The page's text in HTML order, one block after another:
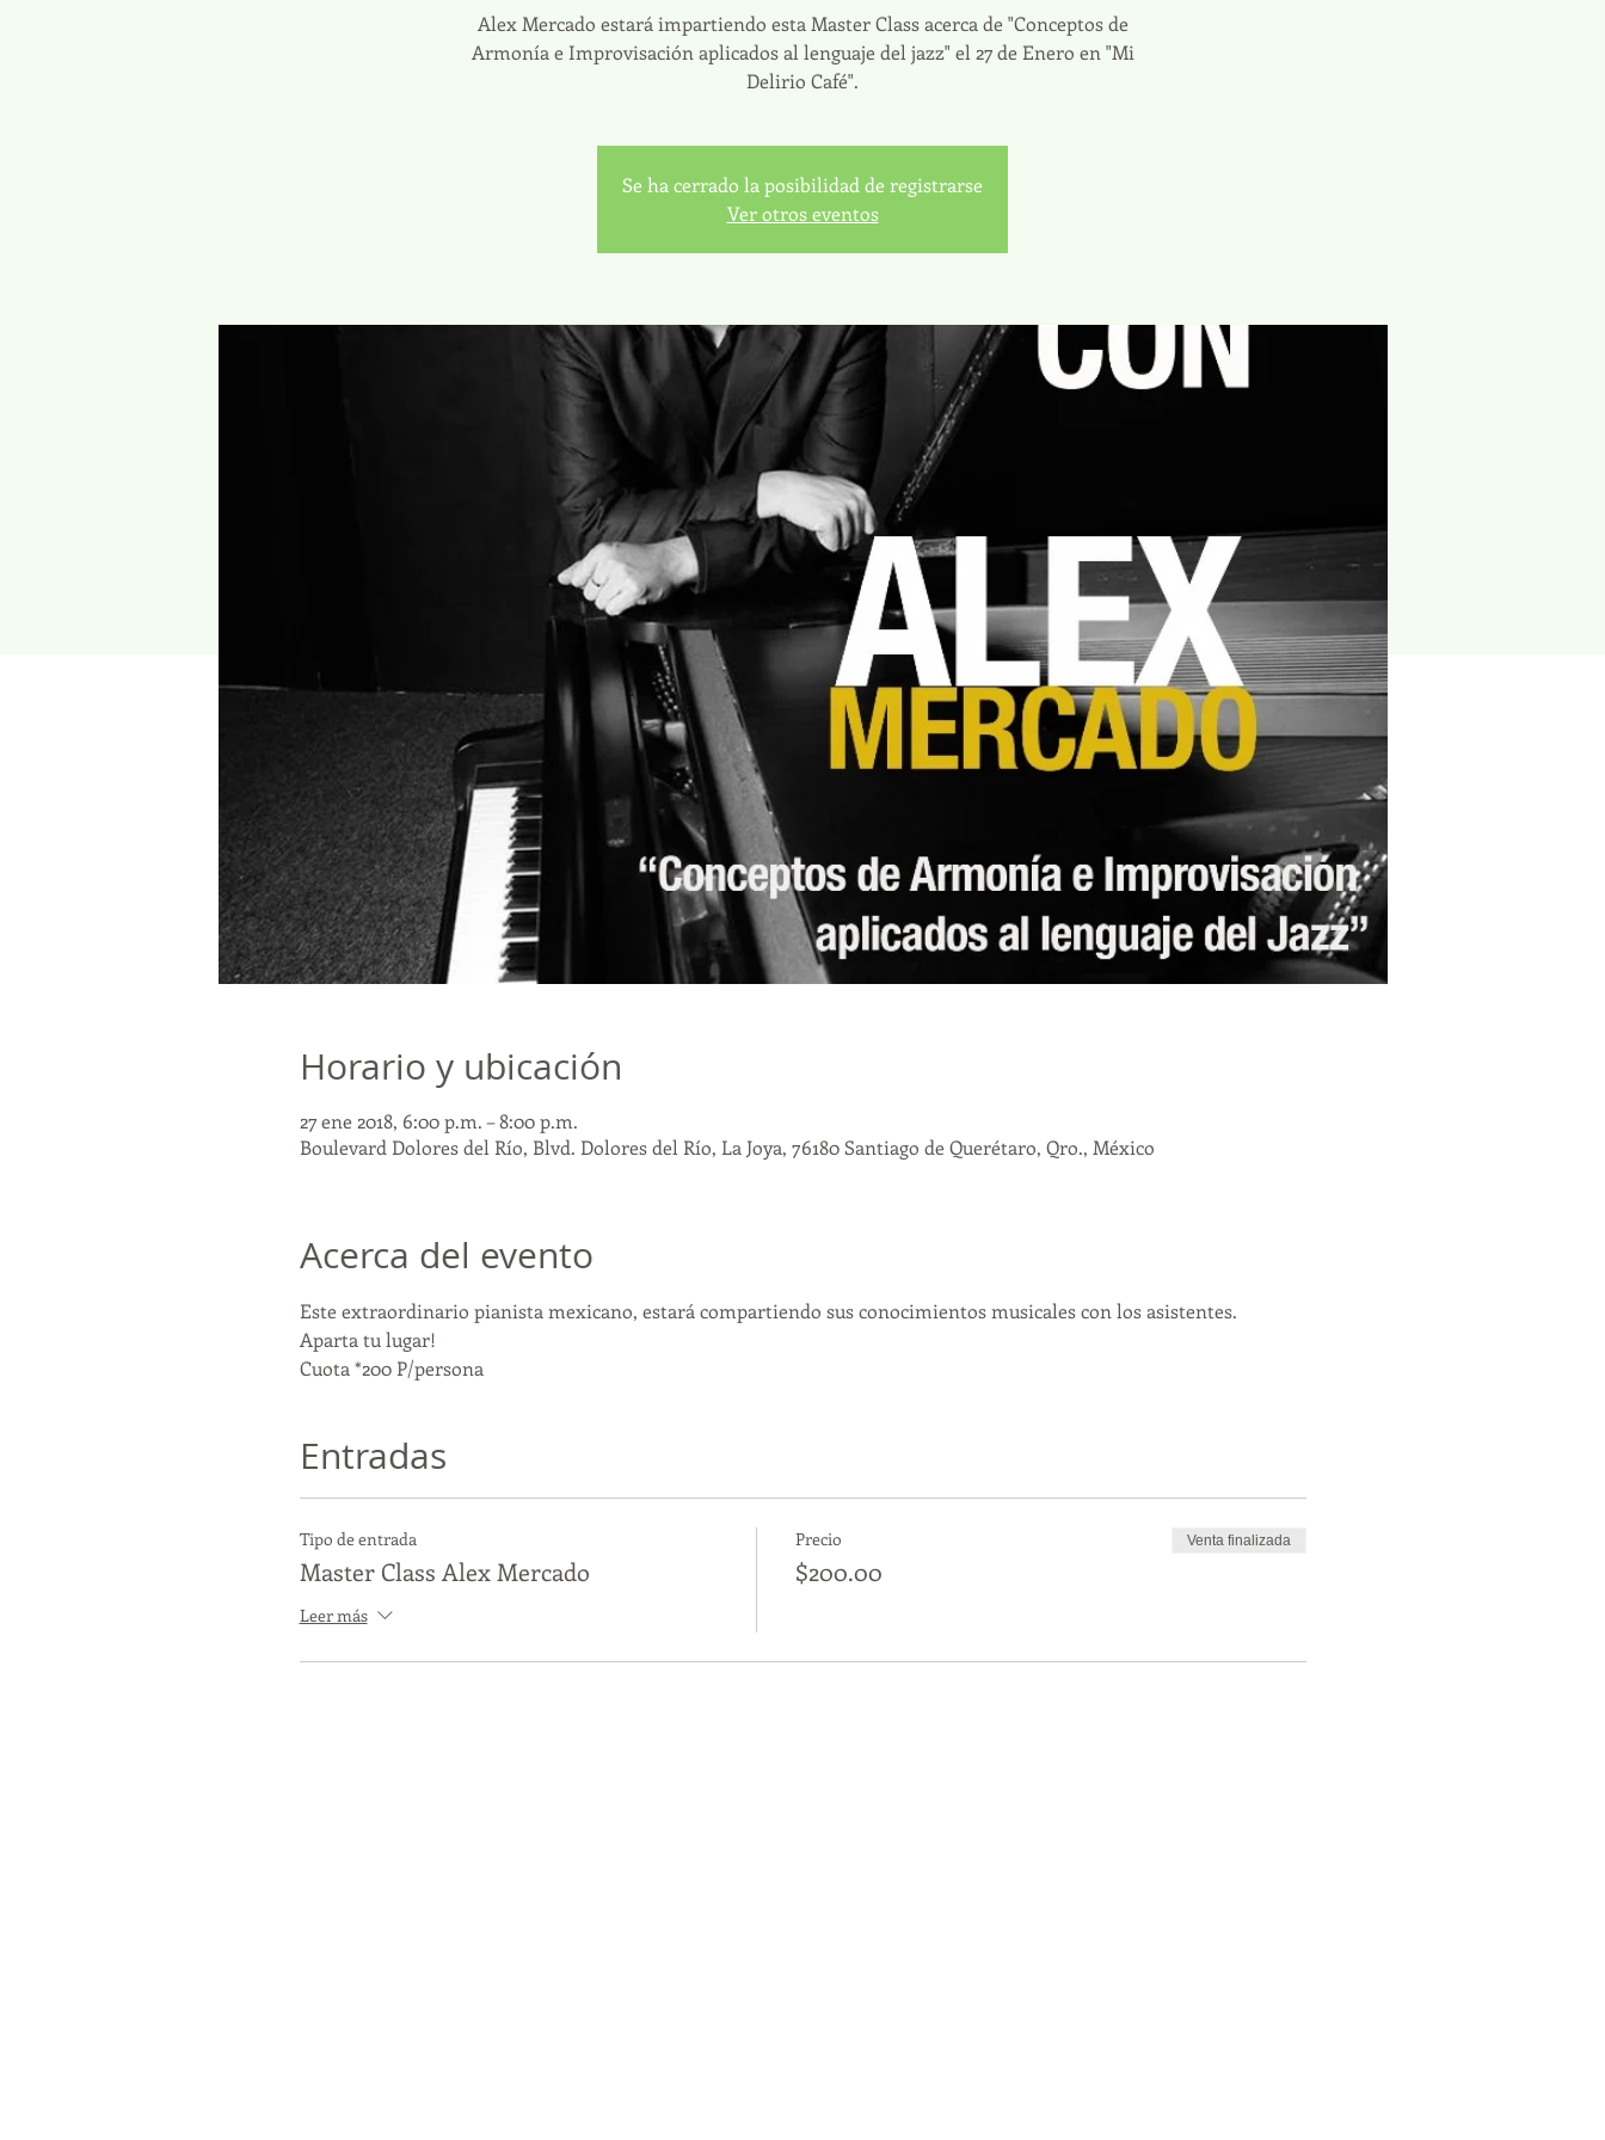
Alex Mercado estará impartiendo esta Master Class acerca de "Conceptos de
Armonía e Improvisación aplicados al lenguaje del jazz" el 27 de Enero en "Mi
Delirio Café".
Se ha cerrado la posibilidad de registrarse
Ver otros eventos
Horario y ubicación
27 ene 2018, 6:00 p.m. – 8:00 p.m.
Boulevard Dolores del Río, Blvd. Dolores del Río, La Joya, 76180 Santiago de Querétaro, Qro., México
Acerca del evento
Este extraordinario pianista mexicano, estará compartiendo sus conocimientos musicales con los asistentes.
Aparta tu lugar!
Cuota *200 P/persona
Entradas
Tipo de entrada
Master Class Alex Mercado
Leer más
Precio
$200.00
Venta finalizada